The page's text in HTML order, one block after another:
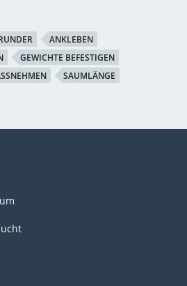
ANKLEBEN
GEWICHTE BEFESTIGEN
SAUMLÄNGE